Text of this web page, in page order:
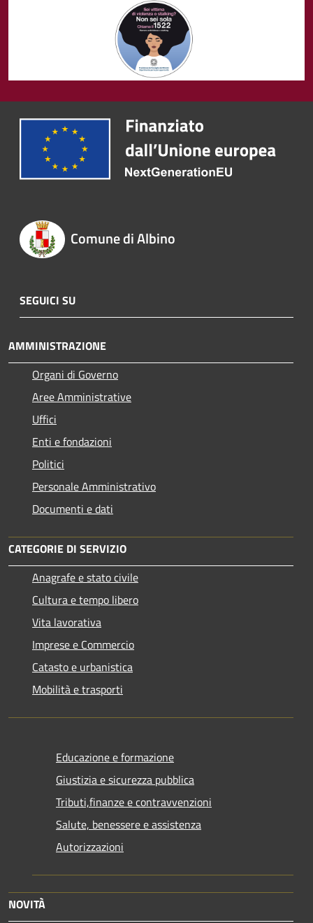
Comune di Albino
SEGUICI SU
AMMINISTRAZIONE
Organi di Governo
Aree Amministrative
Uffici
Enti e fondazioni
Politici
Personale Amministrativo
Documenti e dati
CATEGORIE DI SERVIZIO
Anagrafe e stato civile
Cultura e tempo libero
Vita lavorativa
Imprese e Commercio
Catasto e urbanistica
Mobilità e trasporti
Educazione e formazione
Giustizia e sicurezza pubblica
Tributi,finanze e contravvenzioni
Salute, benessere e assistenza
Autorizzazioni
NOVITÀ